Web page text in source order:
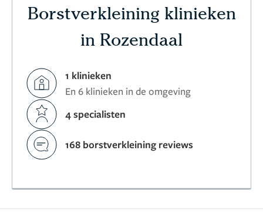
Borstverkleining klinieken
in Rozendaal
1 klinieken
En 6 klinieken in de omgeving
4 specialisten
168 borstverkleining reviews